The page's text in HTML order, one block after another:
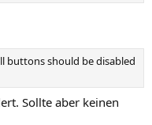
buttons should be disabled
Sollte aber keinen